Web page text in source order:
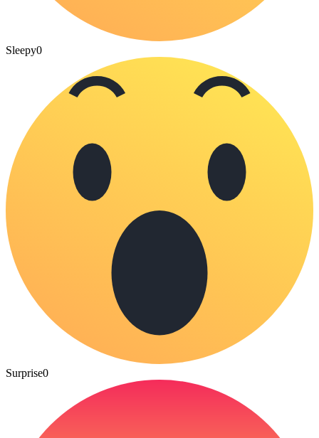
Sleepy0
Surprise0